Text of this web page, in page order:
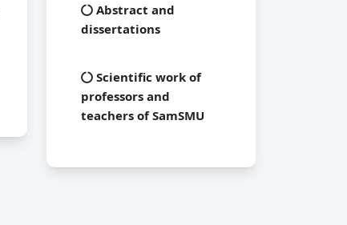
Abstract and
dissertations
Scientific work of
professors and
teachers of SamSMU